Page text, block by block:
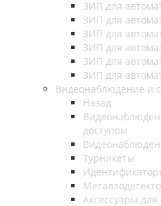
ЗИП для
ЗИП для
ЗИП для
ЗИП для
ЗИП для
ЗИП для
Видеонаблюдение и
Назад
доступом
Турникеты
Аксессуары для